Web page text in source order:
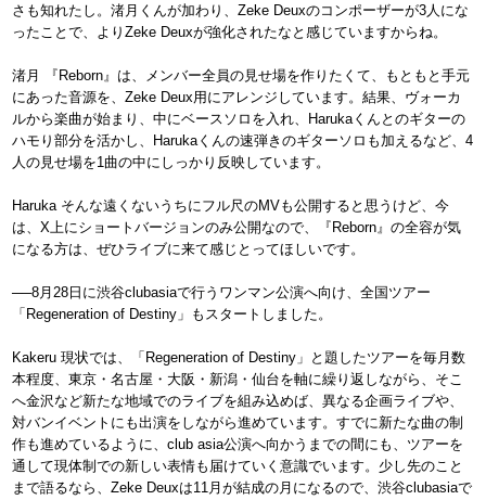
さも知れたし。渚月くんが加わり、Zeke Deuxのコンポーザーが3人にな
ったことで、よりZeke Deuxが強化されたなと感じていますからね。
渚月 『Reborn』は、メンバー全員の見せ場を作りたくて、もともと手元
にあった音源を、Zeke Deux用にアレンジしています。結果、ヴォーカ
ルから楽曲が始まり、中にベースソロを入れ、Harukaくんとのギターの
ハモり部分を活かし、Harukaくんの速弾きのギターソロも加えるなど、4
人の見せ場を1曲の中にしっかり反映しています。
Haruka そんな遠くないうちにフル尺のMVも公開すると思うけど、今
は、X上にショートバージョンのみ公開なので、『Reborn』の全容が気
になる方は、ぜひライブに来て感じとってほしいです。
──8月28日に渋谷clubasiaで行うワンマン公演へ向け、全国ツアー
「Regeneration of Destiny」もスタートしました。
Kakeru 現状では、「Regeneration of Destiny」と題したツアーを毎月数
本程度、東京・名古屋・大阪・新潟・仙台を軸に繰り返しながら、そこ
へ金沢など新たな地域でのライブを組み込めば、異なる企画ライブや、
対バンイベントにも出演をしながら進めています。すでに新たな曲の制
作も進めているように、club asia公演へ向かうまでの間にも、ツアーを
通して現体制での新しい表情も届けていく意識でいます。少し先のこと
まで語るなら、Zeke Deuxは11月が結成の月になるので、渋谷clubasiaで